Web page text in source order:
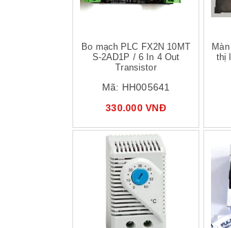
Bo mạch PLC FX2N 10MT
S-2AD1P / 6 In 4 Out
Transistor
Mã: HH005641
330.000 VNĐ
thị
Mua hàng